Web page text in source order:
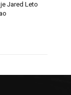
Jared Leto